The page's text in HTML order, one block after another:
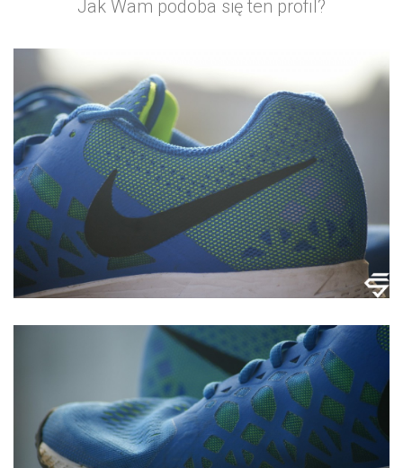
Jak Wam podoba się ten profil?